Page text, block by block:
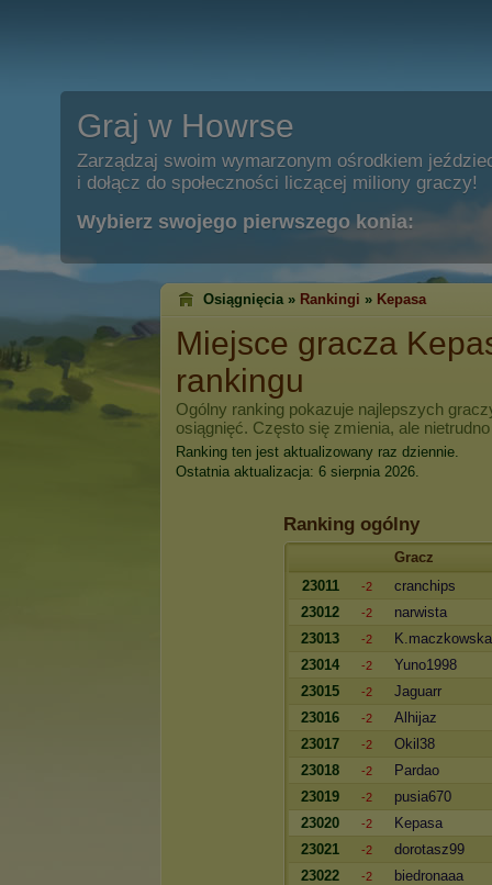
Graj w Howrse
Zarządzaj swoim wymarzonym ośrodkiem
i dołącz do społeczności liczącej miliony graczy!
Wybierz swojego pierwszego konia:
Osiągnięcia » Rankingi » Kepasa
Miejsce gracza
rankingu
Ogólny ranking pokazuje najlepszych
osiągnięć. Często się zmienia, ale
Ranking ten jest aktualizowany raz dziennie.
Ostatnia aktualizacja: 6 sierpnia 2026.
Ranking ogólny
Gracz
23011
-2
cranchips
23012
-2
narwista
23013
-2
K.maczkowska
23014
-2
Yuno1998
23015
-2
Jaguarr
23016
-2
Alhijaz
23017
-2
Okil38
23018
-2
Pardao
23019
-2
pusia670
23020
-2
Kepasa
23021
-2
dorotasz99
23022
-2
biedronaaa